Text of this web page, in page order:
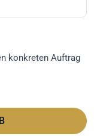
konkreten Auftrag